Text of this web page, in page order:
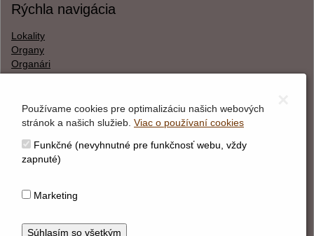
Rýchla navigácia
Lokality
Organy
Organári
O webstránke
Správca obsahu
Vyhlásenie o cookies
Používame cookies pre optimalizáciu našich webových
stránok a našich služieb. Viac o používaní cookies
Funkčné (nevyhnutné pre funkčnosť webu, vždy
zapnuté)
Marketing